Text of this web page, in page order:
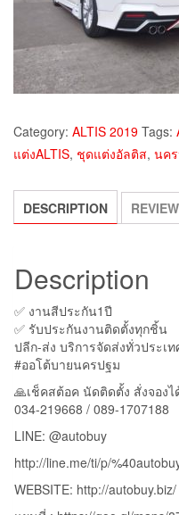
Category: ALTIS 2019 Tags:
แต่งALTIS, ชุดแต่งอัลติส, นค
DESCRIPTION
Description
✅ งานสีประกัน1ปี
✅ รับประกันงานติดตั้งทุกชิ้น
ปลีก-ส่ง บริการจัดส่งทั่วประเท
#ออโต้บายนครปฐม
🙏เช็คสต้อค นัดติดตั้ง สั่งจองไ
034-219668 / 089-1707188
LINE: @autobuy
http://line.me/ti/p/
WEBSITE: http://autobuy.biz/